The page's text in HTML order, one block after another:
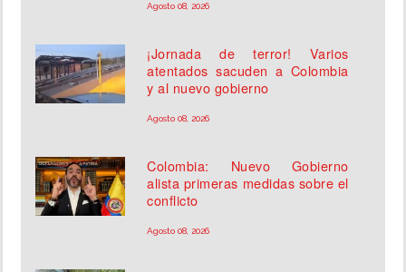
Agosto 08, 2026
¡Jornada de terror! Varios
atentados sacuden a Colombia
y al nuevo gobierno
Agosto 08, 2026
Colombia: Nuevo Gobierno
alista primeras medidas sobre el
conflicto
Agosto 08, 2026